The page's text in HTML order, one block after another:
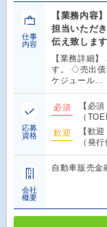
仕事
内容
【業務内容
担当いただ
伝え致します
【業務詳細
す。 ◇売出債
ケジュール…
応募
資格
必須
【必
（
歓迎
【歓
（発
会社
概要
自動車販売金